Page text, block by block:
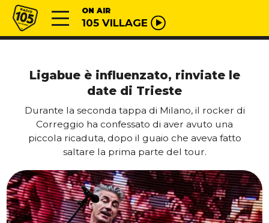
Vai al contenuto
Radio 105 ON AIR
105 VILLAGE
Ligabue è influenzato, rinviate le
date di Trieste
Durante la seconda tappa di Milano, il rocker di
Correggio ha confessato di aver avuto una
piccola ricaduta, dopo il guaio che aveva fatto
saltare la prima parte del tour.